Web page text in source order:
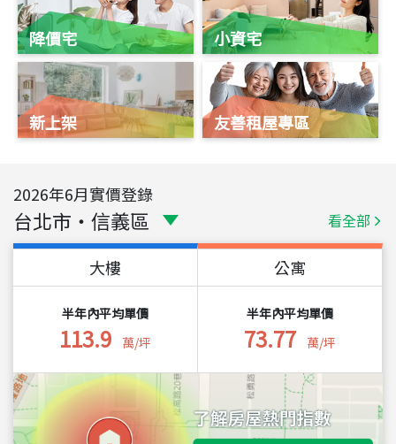
降價宅
新上架
小資宅
友善租屋專區
2026年6月實價登錄
台北市 ・ 信義區 看全部
大樓
半年內平均單價
113.9 萬/坪
公寓
半年內平均單價
73.77 萬/坪